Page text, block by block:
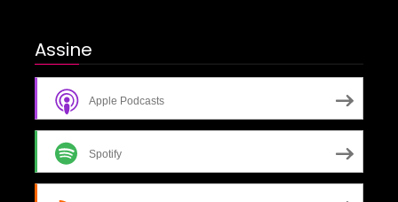
Assine
Apple Podcasts
Spotify